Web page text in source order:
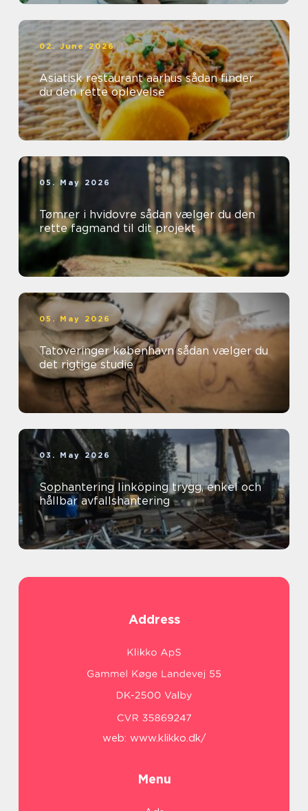
02. June 2026
Asiatisk restaurant aarhus sådan finder
du den rette oplevelse
05. May 2026
Tømrer i hvidovre sådan vælger du den
rette fagmand til dit projekt
05. May 2026
Tatoveringer københavn sådan vælger du
det rigtige studie
03. May 2026
Sophantering linköping trygg, enkel och
hållbar avfallshantering
Address
web: www.klikko.dk/
Menu